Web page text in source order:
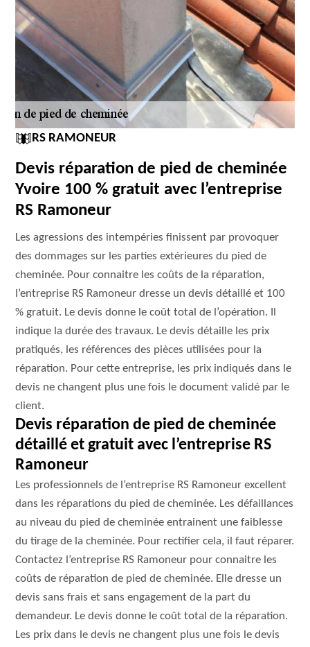
RS RAMONEUR
Devis réparation de pied de cheminée
Yvoire 100 % gratuit avec l’entreprise
RS Ramoneur
Les agressions des intempéries finissent par provoquer
des dommages sur les parties extérieures du pied de
cheminée. Pour connaitre les coûts de la réparation,
l’entreprise RS Ramoneur dresse un devis détaillé et 100
% gratuit. Le devis donne le coût total de l’opération. Il
indique la durée des travaux. Le devis détaille les prix
pratiqués, les références des pièces utilisées pour la
réparation. Pour cette entreprise, les prix indiqués dans le
devis ne changent plus une fois le document validé par le
client.
Devis réparation de pied de cheminée
détaillé et gratuit avec l’entreprise RS
Ramoneur
Les professionnels de l’entreprise RS Ramoneur excellent
dans les réparations du pied de cheminée. Les défaillances
au niveau du pied de cheminée entrainent une faiblesse
du tirage de la cheminée. Pour rectifier cela, il faut réparer.
Contactez l’entreprise RS Ramoneur pour connaitre les
coûts de réparation de pied de cheminée. Elle dresse un
devis sans frais et sans engagement de la part du
demandeur. Le devis donne le coût total de la réparation.
Les prix dans le devis ne changent plus une fois le devis